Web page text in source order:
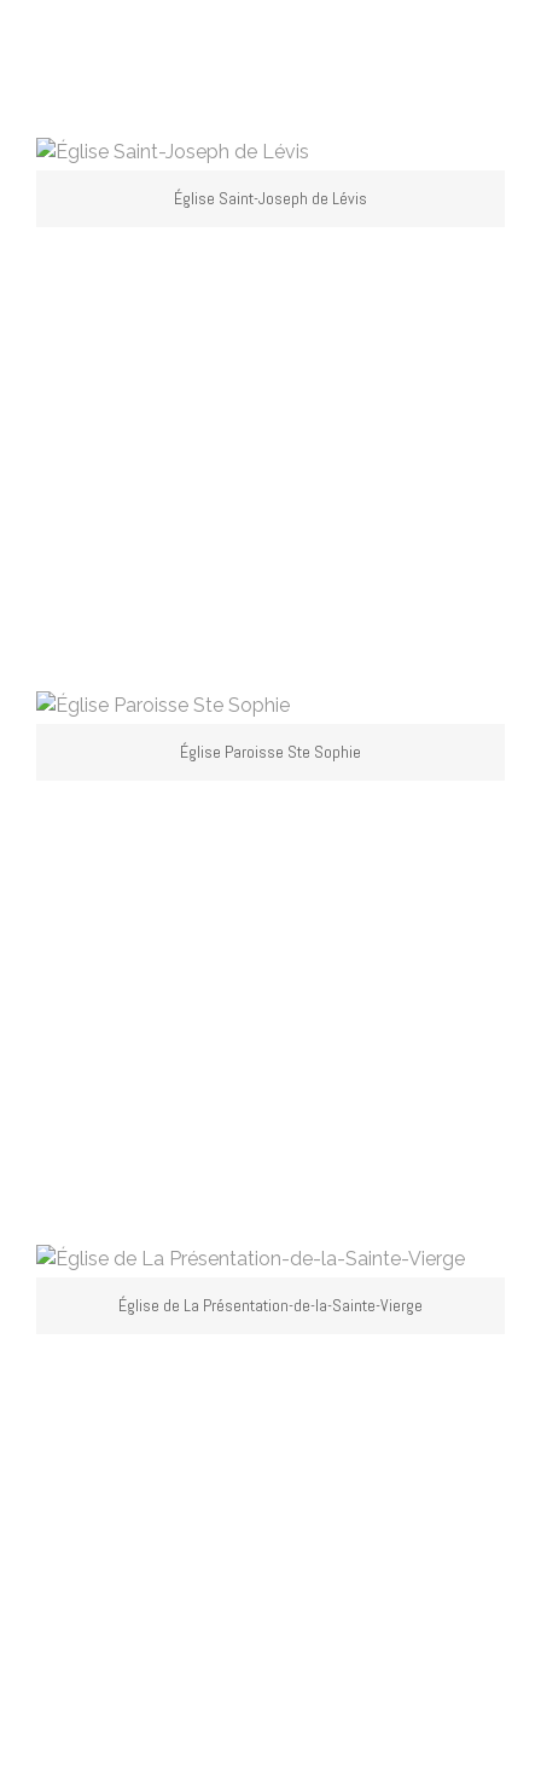
Église Saint-Joseph de Lévis
Église Paroisse Ste Sophie
Église de La Présentation-de-la-Sainte-Vierge